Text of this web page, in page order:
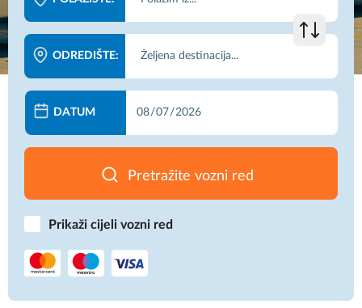
ODREDIŠTE:
DATUM
Pretražite vozni red
Prikaži cijeli vozni red